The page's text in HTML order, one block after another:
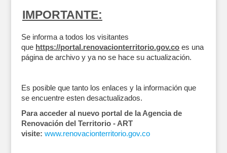
IMPORTANTE:
Se informa a todos los visitantes
que https://portal.renovacionterritorio.gov.co es una
página de archivo y ya no se hace su actualización.
Es posible que tanto los enlaces y la información que
se encuentre esten desactualizados.
Para acceder al nuevo portal de la Agencia de
Renovación del Territorio - ART
visite: www.renovacionterritorio.gov.co